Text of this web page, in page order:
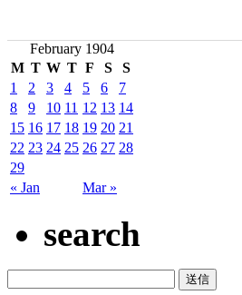
February 1904
M T W T F S S
« Jan Mar »
1 2 3 4 5 6
7
8
9 10 11 12 13 14
15 16 17 18 19 20 21
22 23 24 25 26 27 28
29
search